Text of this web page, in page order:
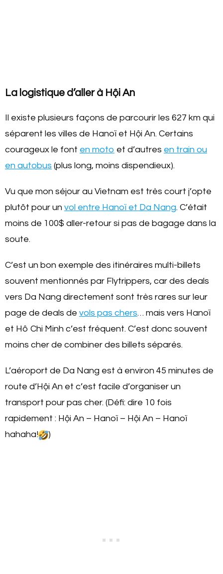
La logistique d’aller à Hội An
Il existe plusieurs façons de parcourir les 627 km qui
séparent les villes de Hanoï et Hội An. Certains
courageux le font en moto et d’autres en train ou
en autobus (plus long, moins dispendieux).
Vu que mon séjour au Vietnam est très court j’opte
plutôt pour un vol entre Hanoï et Da Nang. C’était
moins de 100$ aller-retour si pas de bagage dans la
soute.
C’est un bon exemple des itinéraires multi-billets
souvent mentionnés par Flytrippers, car des deals
vers Da Nang directement sont très rares sur leur
page de deals de vols pas chers… mais vers Hanoï
et Hô Chi Minh c’est fréquent. C’est donc souvent
moins cher de combiner des billets séparés.
L’aéroport de Da Nang est à environ 45 minutes de
route d’Hội An et c’est facile d’organiser un
transport pour pas cher. (Défi: dire 10 fois
rapidement : Hội An – Hanoï – Hội An – Hanoï
hahaha!
)